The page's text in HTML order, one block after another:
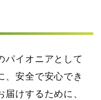
パイオニアとして
、安全で安心でき
けするために、